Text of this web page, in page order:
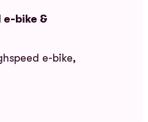
bike &
e-bike,
& mindervalidenvoertuig